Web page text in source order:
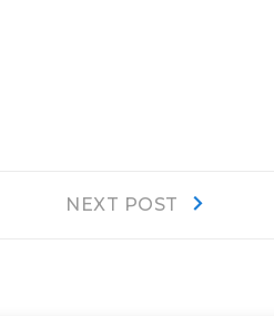
NEXT POST